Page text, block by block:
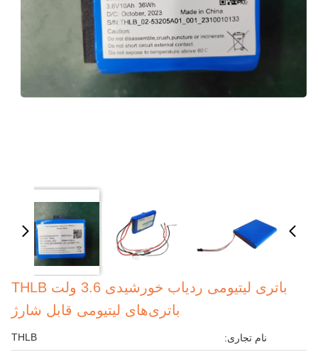
باتری لیتیومی ردیاب خورشیدی 3.6 ولت THLB
باتری‌های لیتیومی قابل شارژ
نام تجاری: THLB